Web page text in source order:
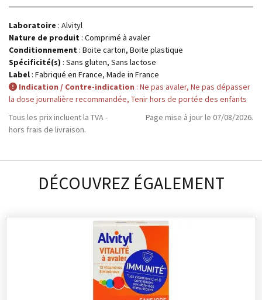
Laboratoire : Alvityl
Nature de produit : Comprimé à avaler
Conditionnement : Boite carton, Boite plastique
Spécificité(s) : Sans gluten, Sans lactose
Label : Fabriqué en France, Made in France
Indication / Contre-indication : Ne pas avaler, Ne pas dépasser
la dose journalière recommandée, Tenir hors de portée des enfants
Tous les prix incluent la TVA -
hors frais de livraison.
Page mise à jour le 07/08/2026.
DÉCOUVREZ ÉGALEMENT